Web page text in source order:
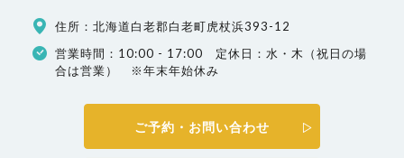
住所：北海道白老郡白老町虎杖浜393-12
営業時間：10:00 - 17:00 定休日：水・木（祝日の場
合は営業） ※年末年始休み
ご予約・お問い合わせ